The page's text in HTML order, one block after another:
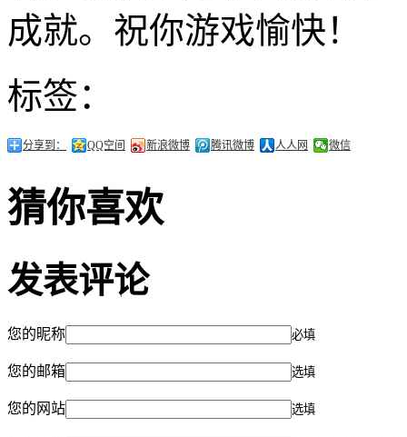
成就。祝你游戏愉快！
标签：
分享到： QQ空间 新浪微博 腾讯微博 人人网 微信
猜你喜欢
发表评论
您的昵称 必填
您的邮箱 选填
您的网站 选填